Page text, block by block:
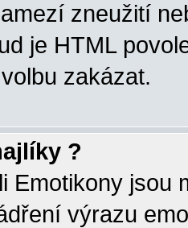
zneužití
je HTML
zakázat.
?
Emotikony jsou
výrazu